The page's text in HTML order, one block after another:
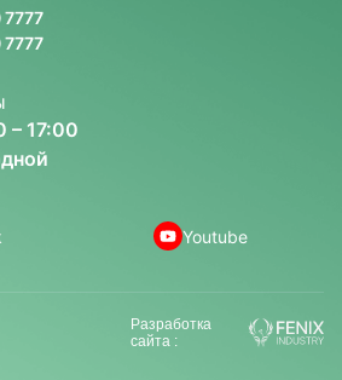
– 17:00
Youtube
Разработка
сайта :